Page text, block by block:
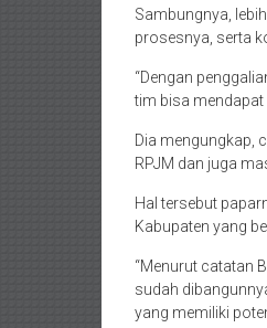
Sambungnya,
prosesnya, serta
“Dengan
tim bisa mendapat
Dia mengungkap,
RPJM dan juga
Hal tersebut
Kabupaten yang
“Menurut catatan
sudah
yang memiliki